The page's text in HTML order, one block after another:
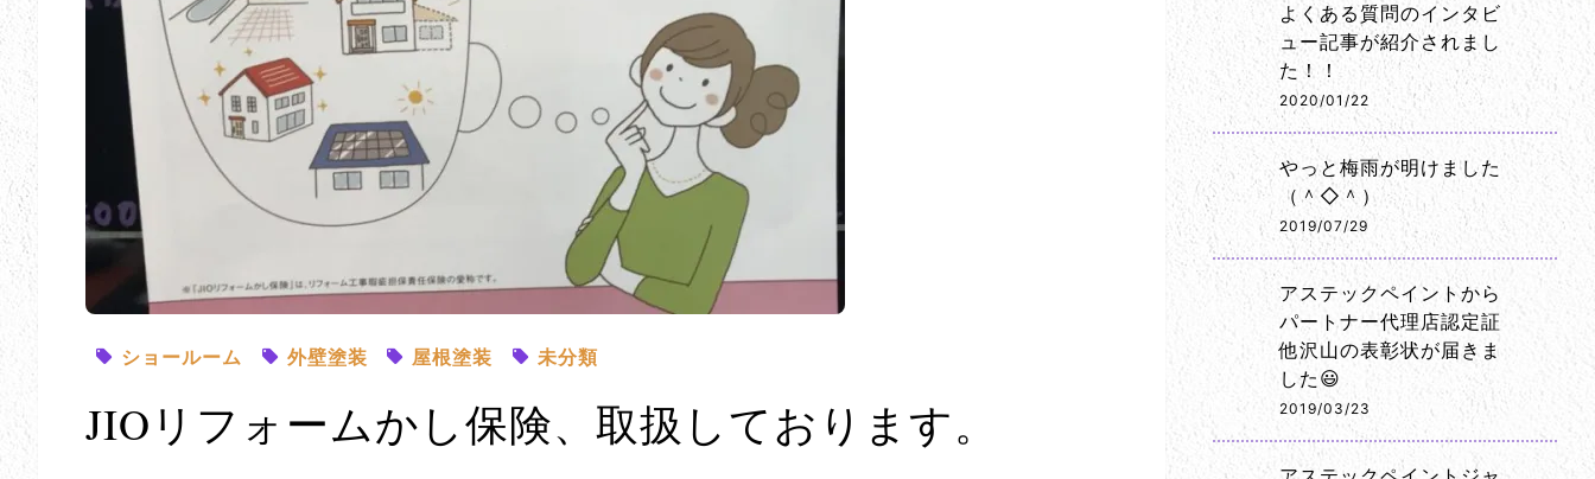
ショールーム 外壁塗装 屋根塗装 未分類
JIOリフォームかし保険、取扱しております。
よくある質問のインタビ
ュー記事が紹介されまし
た！！
2020/01/22
やっと梅雨が明けました
（＾◇＾）
2019/07/29
アステックペイントから
パートナー代理店認定証
他沢山の表彰状が届きま
した😃
2019/03/23